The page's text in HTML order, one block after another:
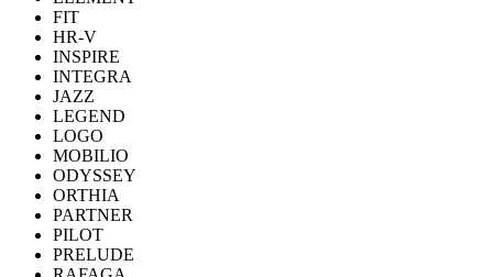
FIT
HR-V
INSPIRE
INTEGRA
JAZZ
LEGEND
LOGO
MOBILIO
ODYSSEY
ORTHIA
PARTNER
PILOT
PRELUDE